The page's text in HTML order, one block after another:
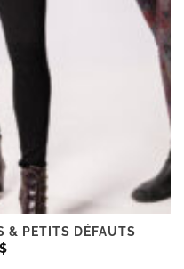
& PETITS DÉFAUTS
$